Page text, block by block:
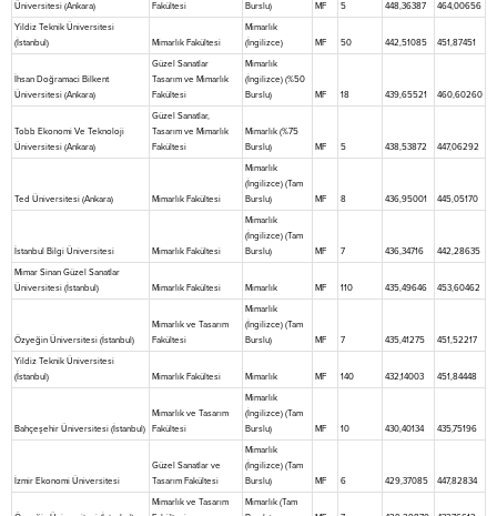
Üniversitesi (Ankara)
Fakültesi
Burslu)
MF 5 448,36387 464,00656
Yildiz Teknik Üniversitesi
(İstanbul)
Mimarlık Fakültesi
Mimarlık
(İngilizce)
MF 50 442,51085 451,87451
İhsan Doğramaci Bilkent
Üniversitesi (Ankara)
Güzel Sanatlar
Tasarım ve Mimarlık
Fakültesi
Mimarlık
(İngilizce) (%50
Burslu)
MF 18 439,65521 460,60260
Tobb Ekonomi Ve Teknoloji
Üniversitesi (Ankara)
Güzel Sanatlar,
Tasarım ve Mimarlık
Fakültesi
Mimarlık (%75
Burslu)
MF 5 438,53872 447,06292
Ted Üniversitesi (Ankara) Mimarlık Fakültesi
Mimarlık
(İngilizce) (Tam
Burslu)
MF 8 436,95001 445,05170
İstanbul Bilgi Üniversitesi Mimarlık Fakültesi
Mimarlık
(İngilizce) (Tam
Burslu)
MF 7 436,34716 442,28635
Mimar Sinan Güzel Sanatlar
Üniversitesi (İstanbul)
Mimarlık Fakültesi Mimarlık MF 110 435,49646 453,60462
Özyeğin Üniversitesi (İstanbul)
Mimarlık ve Tasarım
Fakültesi
Mimarlık
(İngilizce) (Tam
Burslu)
MF 7 435,41275 451,52217
Yildiz Teknik Üniversitesi
(İstanbul)
Mimarlık Fakültesi Mimarlık MF 140 432,14003 451,84448
Bahçeşehir Üniversitesi (İstanbul)
Mimarlık ve Tasarım
Fakültesi
Mimarlık
(İngilizce) (Tam
Burslu)
MF 10 430,40134 435,75196
İzmir Ekonomi Üniversitesi
Güzel Sanatlar ve
Tasarım Fakültesi
Mimarlık
(İngilizce) (Tam
Burslu)
MF 6 429,37085 447,82834
Mimarlık ve Tasarım
Mimarlık (Tam